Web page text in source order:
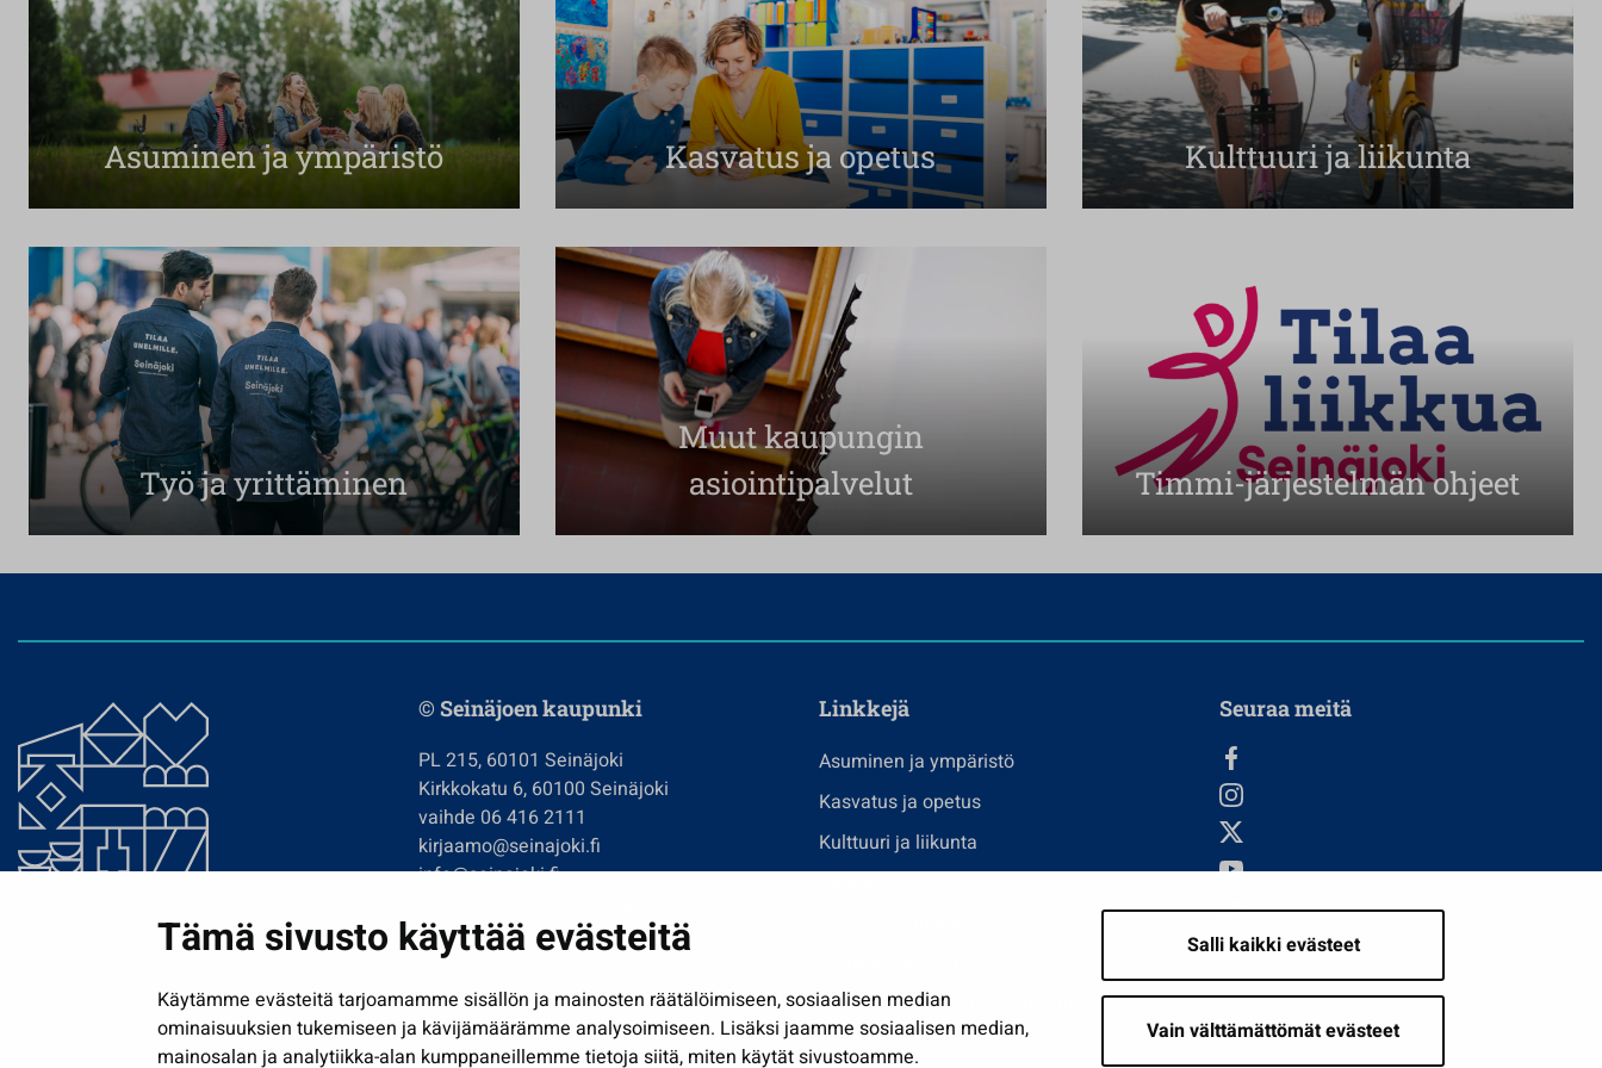
Tämä sivusto käyttää evästeitä
Käytämme evästeitä tarjoamamme sisällön ja mainosten räätälöimiseen, sosiaalisen median
ominaisuuksien tukemiseen ja kävijämäärämme analysoimiseen. Lisäksi jaamme sosiaalisen median,
mainosalan ja analytiikka-alan kumppaneillemme tietoja siitä, miten käytät sivustoamme.
Salli kaikki evästeet
Vain välttämättömät evästeet
Asuminen ja ympäristö Kasvatus ja opetus Kulttuuri ja liikunta
Työ ja yrittäminen
Muut kaupungin
asiointipalvelut
Timmi-järjestelmän ohjeet
© Seinäjoen kaupunki
PL 215, 60101 Seinäjoki
Kirkkokatu 6, 60100 Seinäjoki
vaihde 06 416 2111
kirjaamo@seinajoki.fi
info@seinajoki.fi
Tilaa uutiskirje
Linkkejä
Asuminen ja ympäristö
Kasvatus ja opetus
Kulttuuri ja liikunta
Näytä omat evästeasetukseni
Seuraa meitä